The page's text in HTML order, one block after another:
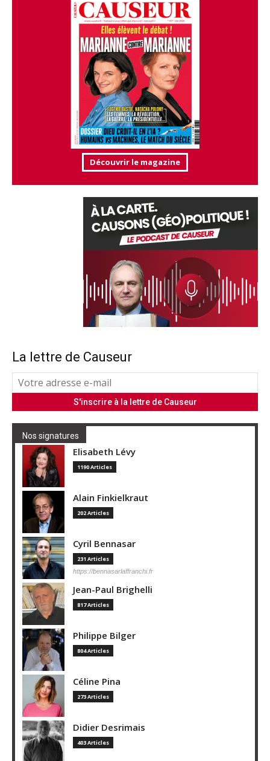
Découvrir le magazine
La lettre de Causeur
Nos signatures
Elisabeth Lévy
1190 Articles
Alain Finkielkraut
202 Articles
Cyril Bennasar
231 Articles
https://bennasarlaffranchi.fr
Jean-Paul Brighelli
817 Articles
Philippe Bilger
804 Articles
Céline Pina
273 Articles
Didier Desrimais
403 Articles